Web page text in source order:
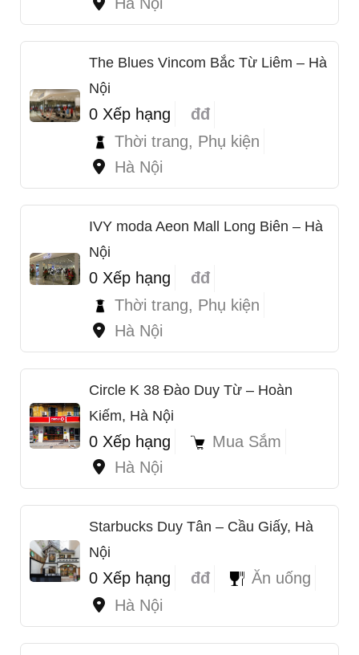
The Blues Vincom Bắc Từ Liêm – Hà
Nội
0 Xếp hạng
đđ
Thời trang, Phụ kiện
Hà Nội
IVY moda Aeon Mall Long Biên – Hà
Nội
0 Xếp hạng
đđ
Thời trang, Phụ kiện
Hà Nội
Circle K 38 Đào Duy Từ – Hoàn
Kiếm, Hà Nội
0 Xếp hạng
Mua Sắm
Hà Nội
Starbucks Duy Tân – Cầu Giấy, Hà
Nội
0 Xếp hạng đđ
Ăn uống
Hà Nội